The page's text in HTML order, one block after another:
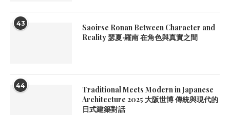
43
Saoirse Ronan Between Character and
Reality 瑟夏·羅南 在角色與真實之間
44
Traditional Meets Modern in Japanese
Architecture 2025 大阪世博 傳統與現代的
日式建築對話